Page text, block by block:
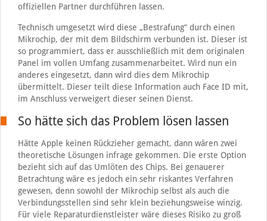
offiziellen Partner durchführen lassen.
Technisch umgesetzt wird diese „Bestrafung“ durch einen
Mikrochip, der mit dem Bildschirm verbunden ist. Dieser ist
so programmiert, dass er ausschließlich mit dem originalen
Panel im vollen Umfang zusammenarbeitet. Wird nun ein
anderes eingesetzt, dann wird dies dem Mikrochip
übermittelt. Dieser teilt diese Information auch Face ID mit,
im Anschluss verweigert dieser seinen Dienst.
So hätte sich das Problem lösen lassen
Hätte Apple keinen Rückzieher gemacht, dann wären zwei
theoretische Lösungen infrage gekommen. Die erste Option
bezieht sich auf das Umlöten des Chips. Bei genauerer
Betrachtung wäre es jedoch ein sehr riskantes Verfahren
gewesen, denn sowohl der Mikrochip selbst als auch die
Verbindungsstellen sind sehr klein beziehungsweise winzig.
Für viele Reparaturdienstleister wäre dieses Risiko zu groß